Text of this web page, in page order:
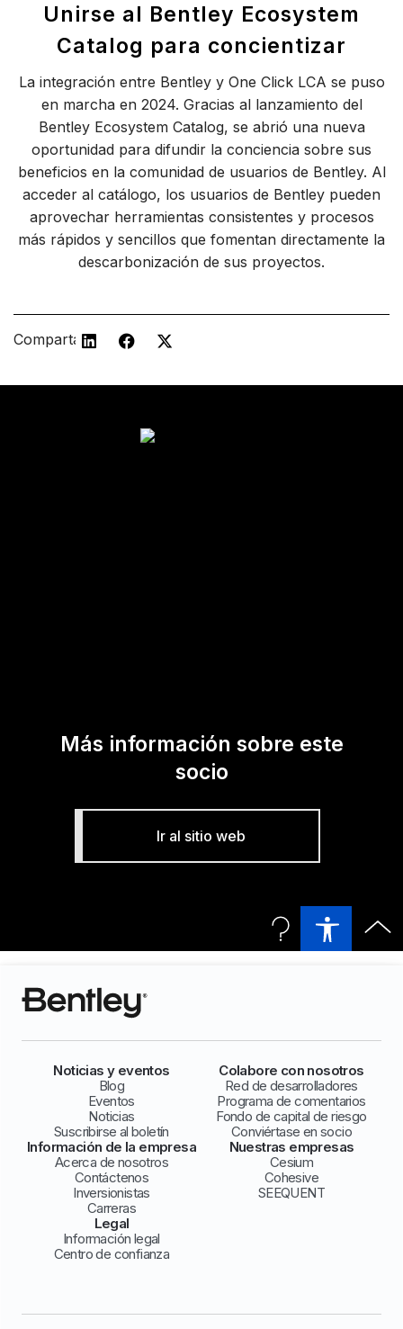
Unirse al Bentley Ecosystem
Catalog para concientizar
La integración entre Bentley y One Click LCA se puso
en marcha en 2024. Gracias al lanzamiento del
Bentley Ecosystem Catalog, se abrió una nueva
oportunidad para difundir la conciencia sobre sus
beneficios en la comunidad de usuarios de Bentley. Al
acceder al catálogo, los usuarios de Bentley pueden
aprovechar herramientas consistentes y procesos
más rápidos y sencillos que fomentan directamente la
descarbonización de sus proyectos.
Comparta
Más información sobre este
socio
Ir al sitio web
Noticias y eventos
Blog
Eventos
Noticias
Suscribirse al boletín
Colabore con nosotros
Red de desarrolladores
Programa de comentarios
Fondo de capital de riesgo
Conviértase en socio
Información de la empresa
Acerca de nosotros
Contáctenos
Inversionistas
Carreras
Nuestras empresas
Cesium
Cohesive
SEEQUENT
Legal
Información legal
Centro de confianza